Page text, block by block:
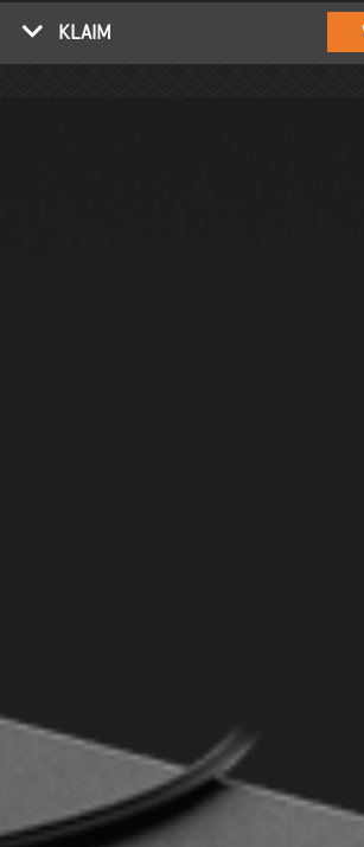
KLAIM